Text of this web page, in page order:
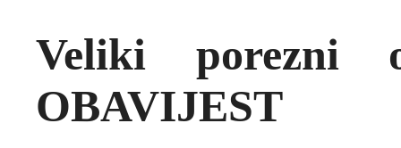
Veliki porezni
OBAVIJEST